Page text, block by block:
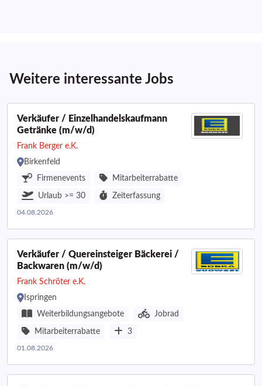
Weitere interessante Jobs
Verkäufer / Einzelhandelskaufmann
Getränke (m/w/d)
Frank Berger e.K.
Birkenfeld
Firmenevents
Mitarbeiterrabatte
Urlaub >= 30 Zeiterfassung
04.08.2026
Verkäufer / Quereinsteiger Bäckerei /
Backwaren (m/w/d)
Frank Schröter e.K.
Ispringen
Weiterbildungsangebote
Jobrad
Mitarbeiterrabatte 3
01.08.2026